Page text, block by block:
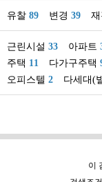
유찰 89 변경 39 재
근린시설 33 아파트
주택 11 다가구주택
오피스텔 2 다세대(
이